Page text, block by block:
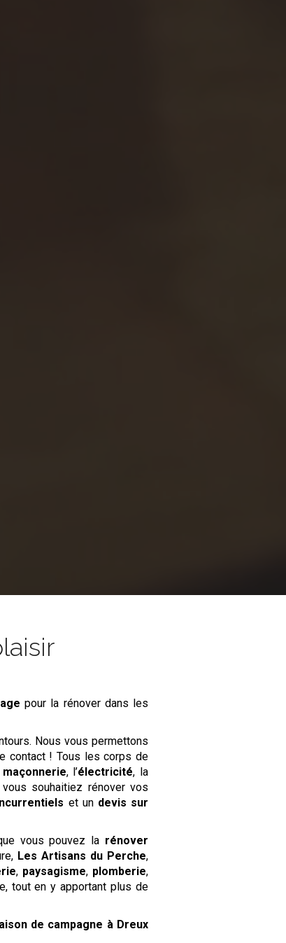
pour la rénover dans les
Nous vous permettons
contact ! Tous les corps de
maçonnerie, l’électricité, la
souhaitiez rénover vos
et un devis sur
vous pouvez la rénover
Les Artisans du Perche,
, paysagisme, plomberie,
tout en y apportant plus de
de campagne à Dreux